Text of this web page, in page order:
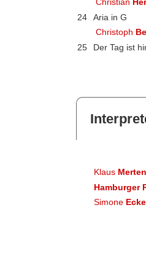
Christian
24
Aria in G
Christoph
25
Der Tag ist
Klaus
Hamburger
Simone